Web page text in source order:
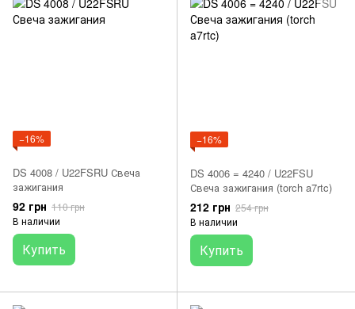
−16%
DS 4008 / U22FSRU Свеча
зажигания
92 грн 110 грн
В наличии
Купить
−16%
DS 4006 = 4240 / U22FSU
Свеча зажигания (torch a7rtc)
212 грн 254 грн
В наличии
Купить